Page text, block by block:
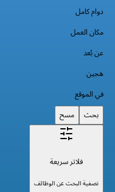
دوام كامل
مكان العمل
عن بُعد
هجين
في الموقع
بحث
مسح
فلاتر سريعة
تصفية البحث عن الوظائف